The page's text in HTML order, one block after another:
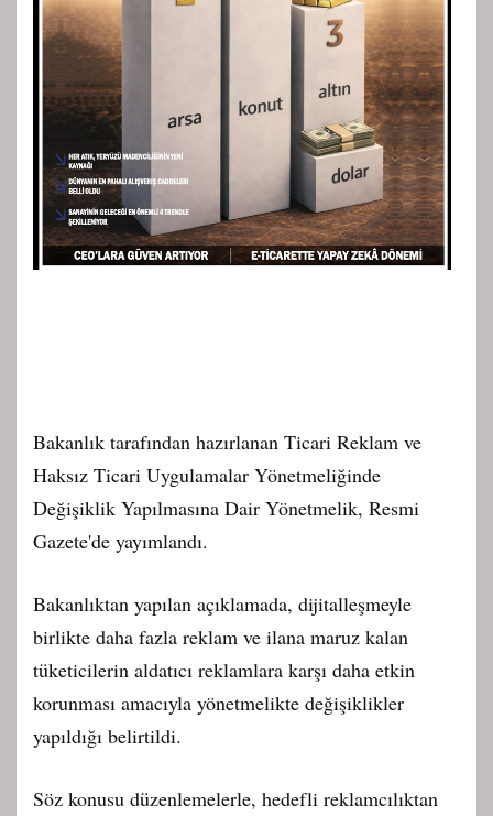
Bakanlık tarafından hazırlanan Ticari Reklam ve
Haksız Ticari Uygulamalar Yönetmeliğinde
Değişiklik Yapılmasına Dair Yönetmelik, Resmi
Gazete'de yayımlandı.
Bakanlıktan yapılan açıklamada, dijitalleşmeyle
birlikte daha fazla reklam ve ilana maruz kalan
tüketicilerin aldatıcı reklamlara karşı daha etkin
korunması amacıyla yönetmelikte değişiklikler
yapıldığı belirtildi.
Söz konusu düzenlemelerle, hedefli reklamcılıktan